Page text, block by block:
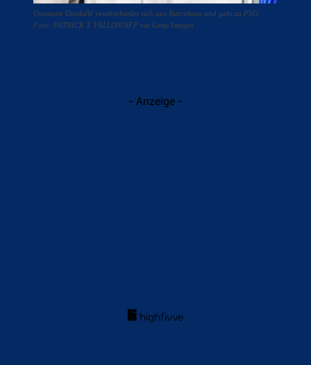
Ousmane Dembélé verabschiedet sich aus Barcelona und geht zu PSG.
Foto: PATRICK T. FALLON/AFP via Getty Images
- Anzeige -